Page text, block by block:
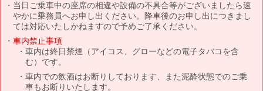
当日ご乗車中の座席の相違や設備の不具合等がございましたら速
やかに乗務員へお申し出ください。降車後のお申し出につきまし
ては対応いたしかねますので予めご了承ください。
車内禁止事項
車内は終日禁煙（アイコス、グローなどの電子タバコを含
む）です。
車内での飲酒はお断りしております、また泥酔状態でのご乗
車もお断りいたします。